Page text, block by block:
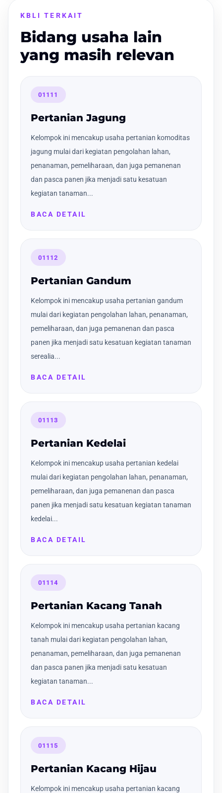
KBLI TERKAIT
Bidang usaha lain
yang masih relevan
01111
Pertanian Jagung
Kelompok ini mencakup usaha pertanian komoditas
jagung mulai dari kegiatan pengolahan lahan,
penanaman, pemeliharaan, dan juga pemanenan
dan pasca panen jika menjadi satu kesatuan
kegiatan tanaman...
BACA DETAIL
01112
Pertanian Gandum
Kelompok ini mencakup usaha pertanian gandum
mulai dari kegiatan pengolahan lahan, penanaman,
pemeliharaan, dan juga pemanenan dan pasca
panen jika menjadi satu kesatuan kegiatan tanaman
serealia...
BACA DETAIL
01113
Pertanian Kedelai
Kelompok ini mencakup usaha pertanian kedelai
mulai dari kegiatan pengolahan lahan, penanaman,
pemeliharaan, dan juga pemanenan dan pasca
panen jika menjadi satu kesatuan kegiatan tanaman
kedelai...
BACA DETAIL
01114
Pertanian Kacang Tanah
Kelompok ini mencakup usaha pertanian kacang
tanah mulai dari kegiatan pengolahan lahan,
penanaman, pemeliharaan, dan juga pemanenan
dan pasca panen jika menjadi satu kesatuan
kegiatan tanaman...
BACA DETAIL
01115
Pertanian Kacang Hijau
Kelompok ini mencakup usaha pertanian kacang